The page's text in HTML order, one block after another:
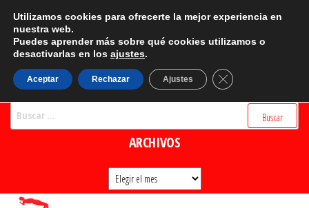
Saltar
contenido
CATEGORÍAS
Categorías
BUSCADOR
ARCHIVOS
Archivos
Utilizamos cookies para ofrecerte la mejor experiencia en
nuestra web.
Puedes aprender más sobre qué cookies utilizamos o
desactivarlas en los ajustes.
Aceptar Rechazar Ajustes Cerrar el banner